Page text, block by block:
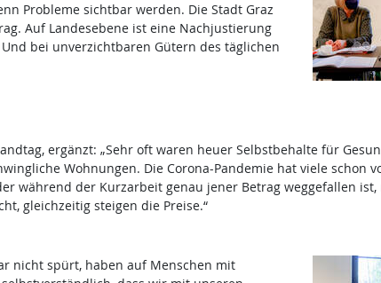
Probleme sichtbar werden. Die Stadt Graz
Auf Landesebene ist eine Nachjustierung
bei unverzichtbaren Gütern des täglichen
ergänzt: „Sehr oft waren heuer Selbstbehalte für
Wohnungen. Die Corona-Pandemie hat viele schon
während der Kurzarbeit genau jener Betrag weggefallen
gleichzeitig steigen die Preise.“
nicht spürt, haben auf Menschen mit